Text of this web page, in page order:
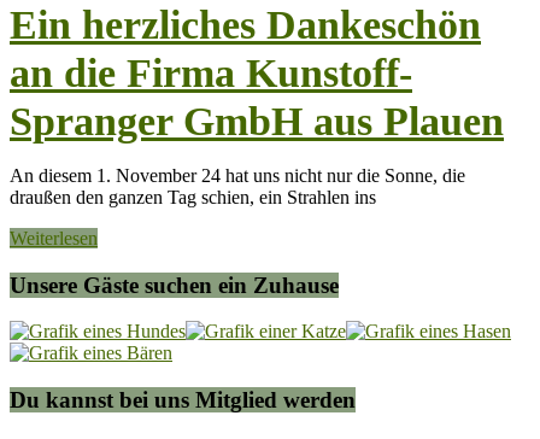
Ein herzliches Dankeschön
an die Firma Kunstoff-
Spranger GmbH aus Plauen
An diesem 1. November 24 hat uns nicht nur die Sonne, die
draußen den ganzen Tag schien, ein Strahlen ins
Weiterlesen
Unsere Gäste suchen ein Zuhause
Du kannst bei uns Mitglied werden